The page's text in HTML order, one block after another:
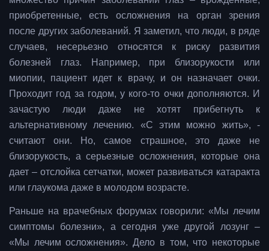
приобретенные, есть осложнения на орган зрения
после других заболеваний. Я заметил, что люди, в ряде
случаев, несерьезно относятся к риску развития
болезней глаз. Например, при близорукости или
миопии, пациент идет к врачу, и он назначает очки.
Проходит год за годом, у кого-то очки дополняются. И
зачастую люди даже не хотят прибегнуть к
альтернативному лечению. «С этим можно жить», -
считают они. Но, самое страшное, это даже не
близорукость, а серьезные осложнения, которые она
дает – отслойка сетчатки, может развиваться катаракта
или глаукома даже в молодом возрасте.
Раньше на врачебных форумах говорили: «Мы лечим
симптомы болезни», а сегодня уже другой лозунг –
«Мы лечим осложнения». Дело в том, что некоторые